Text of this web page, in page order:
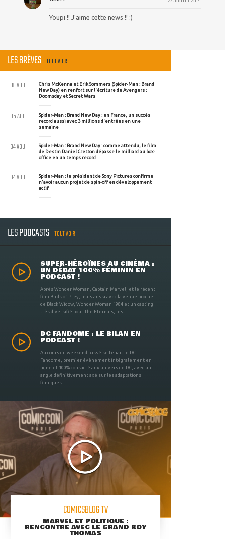
Youpi !! J'aime cette news !! :)
LES BRÈVES TOUT VOIR
Chris McKenna et Erik Sommers (Spider-Man : Brand
New Day) en renfort sur l'écriture de Avengers :
Doomsday et Secret Wars
06 AOU
Spider-Man : Brand New Day : en France, un succès
record aussi avec 3 millions d'entrées en une
semaine
05 AOU
Spider-Man : Brand New Day : comme attendu, le film
de Destin Daniel Cretton dépasse le milliard au box-
office en un temps record
04 AOU
Spider-Man : le président de Sony Pictures confirme
n'avoir aucun projet de spin-off en développement
actif
04 AOU
LES PODCASTS TOUT VOIR
SUPER-HÉROÏNES AU CINÉMA :
UN DÉBAT 100% FÉMININ EN
PODCAST !
Après Wonder Woman, Captain Marvel, et le récent
film Birds of Prey, mais aussi avec la venue proche
de Black Widow, Wonder Woman 1984 et un casting
très diversifié pour The Eternals, les ...
DC FANDOME : LE BILAN EN
PODCAST !
Au cours du weekend passé se tenait le DC
Fandome, premier évènement intégralement en
ligne et 100% consacré aux univers de DC, avec un
angle définitivement axé sur les adaptations
filmiques ...
COMICSBLOG TV
MARVEL ET POLITIQUE :
RENCONTRE AVEC LE GRAND ROY
THOMAS